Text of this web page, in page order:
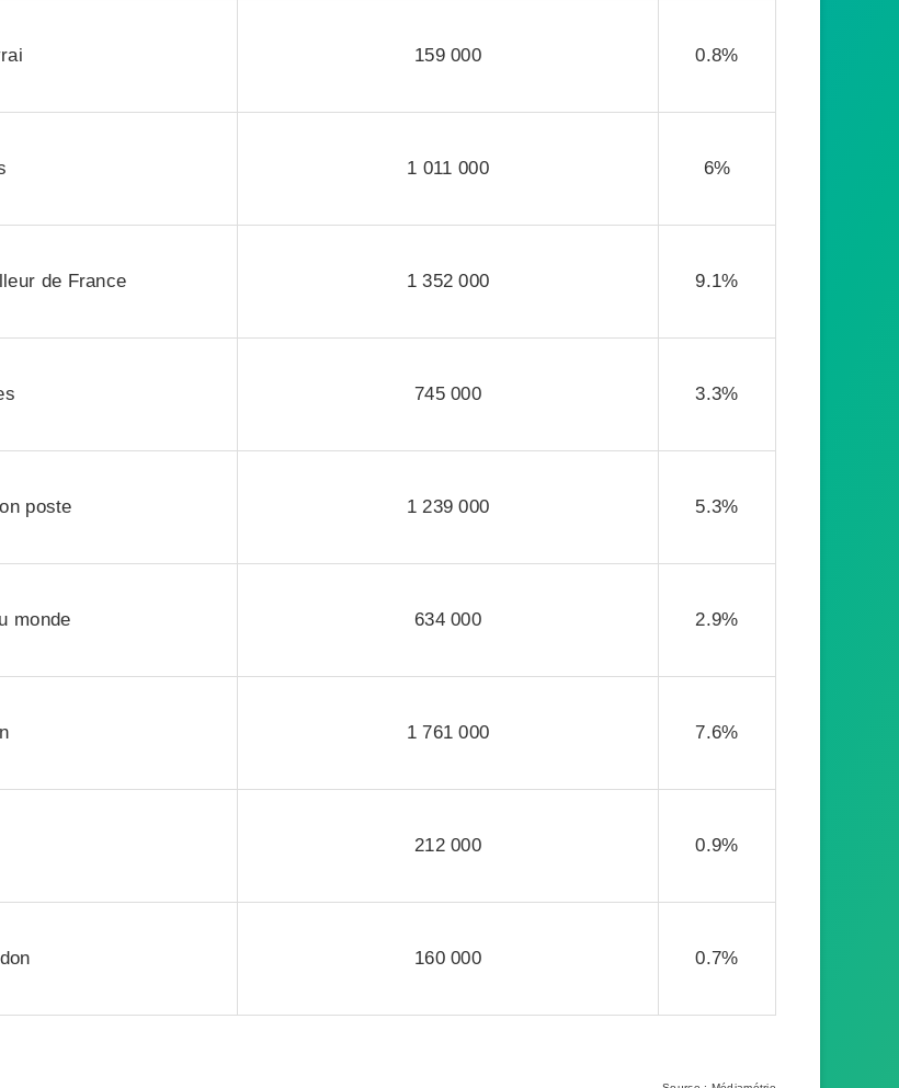
159 000 0.8%
1 011 000 6%
de France 1 352 000 9.1%
745 000 3.3%
poste 1 239 000 5.3%
monde 634 000 2.9%
1 761 000 7.6%
212 000 0.9%
160 000 0.7%